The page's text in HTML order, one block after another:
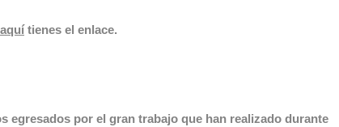
aquítienes el enlace.
egresados por el gran trabajo que han realizado durante